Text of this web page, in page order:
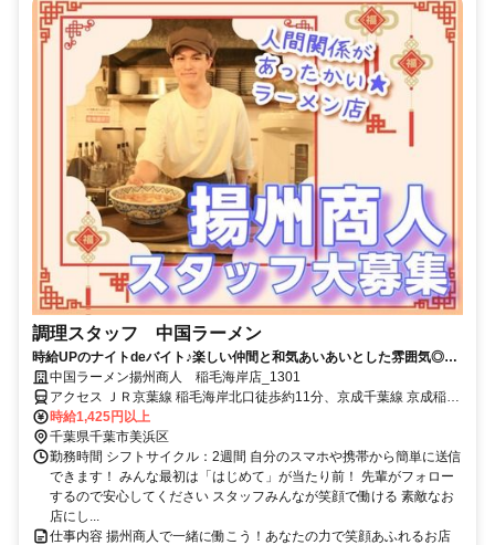
調理スタッフ 中国ラーメン
時給UPのナイトdeバイト♪楽しい仲間と和気あいあいとした雰囲気◎最
初は簡単な仕込みからスタート！（日勤帯も併せて募集中！）
中国ラーメン揚州商人 稲毛海岸店_1301
アクセス ＪＲ京葉線 稲毛海岸北口徒歩約11分、京成千葉線 京成稲毛
徒歩約17分、ＪＲ総武本線 稲毛西口徒歩約19分 京葉線(東京－蘇我)
稲毛海岸駅 徒歩 8分
時給1,425円以上
千葉県千葉市美浜区
勤務時間 シフトサイクル：2週間 自分のスマホや携帯から簡単に送信
できます！ みんな最初は「はじめて」が当たり前！ 先輩がフォロー
するので安心してください スタッフみんなが笑顔で働ける 素敵なお
店にし...
仕事内容 揚州商人で一緒に働こう！あなたの力で笑顔あふれるお店